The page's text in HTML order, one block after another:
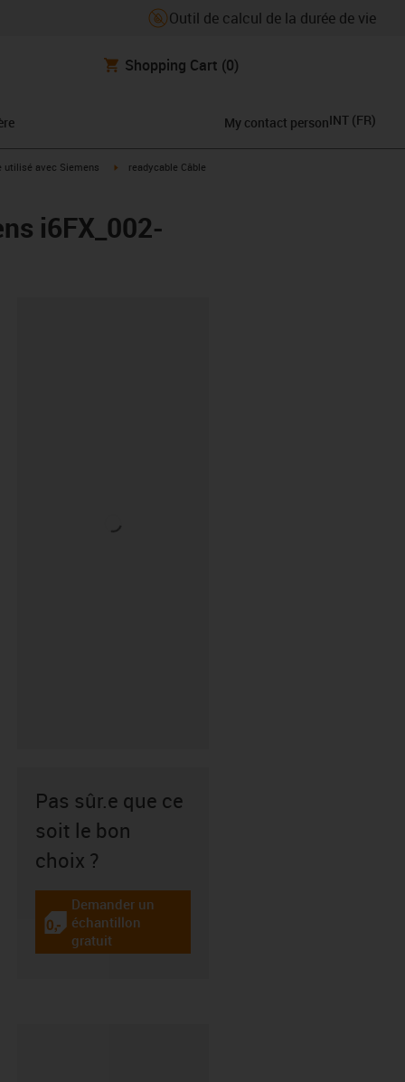
Outil de calcul de la durée de vie
Shopping Cart (0)
My contact personINT (FR)
right
utilisé avec Siemens igus-icon-arrow-right
readycable Câble
i6FX_002-
Pas sûr.e que ce
soit le bon
choix ?
igus-icon-gratismuster
Demander un
échantillon
gratuit